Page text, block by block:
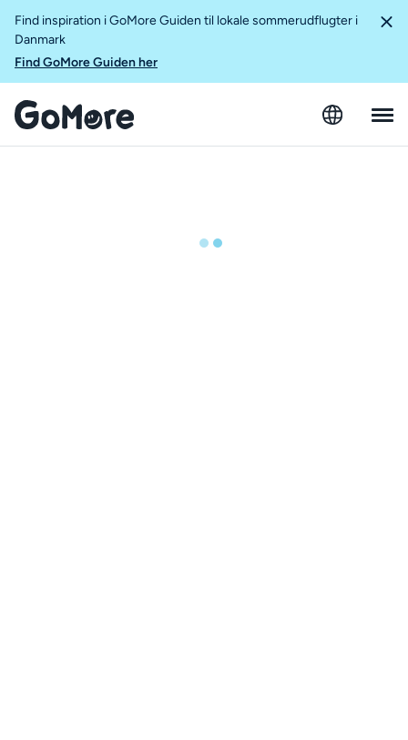
Find inspiration i GoMore Guiden til lokale sommerudflugter i
Danmark
Find GoMore Guiden her